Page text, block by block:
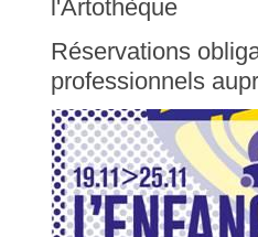
l'Artothèque
Réservations
professionnels